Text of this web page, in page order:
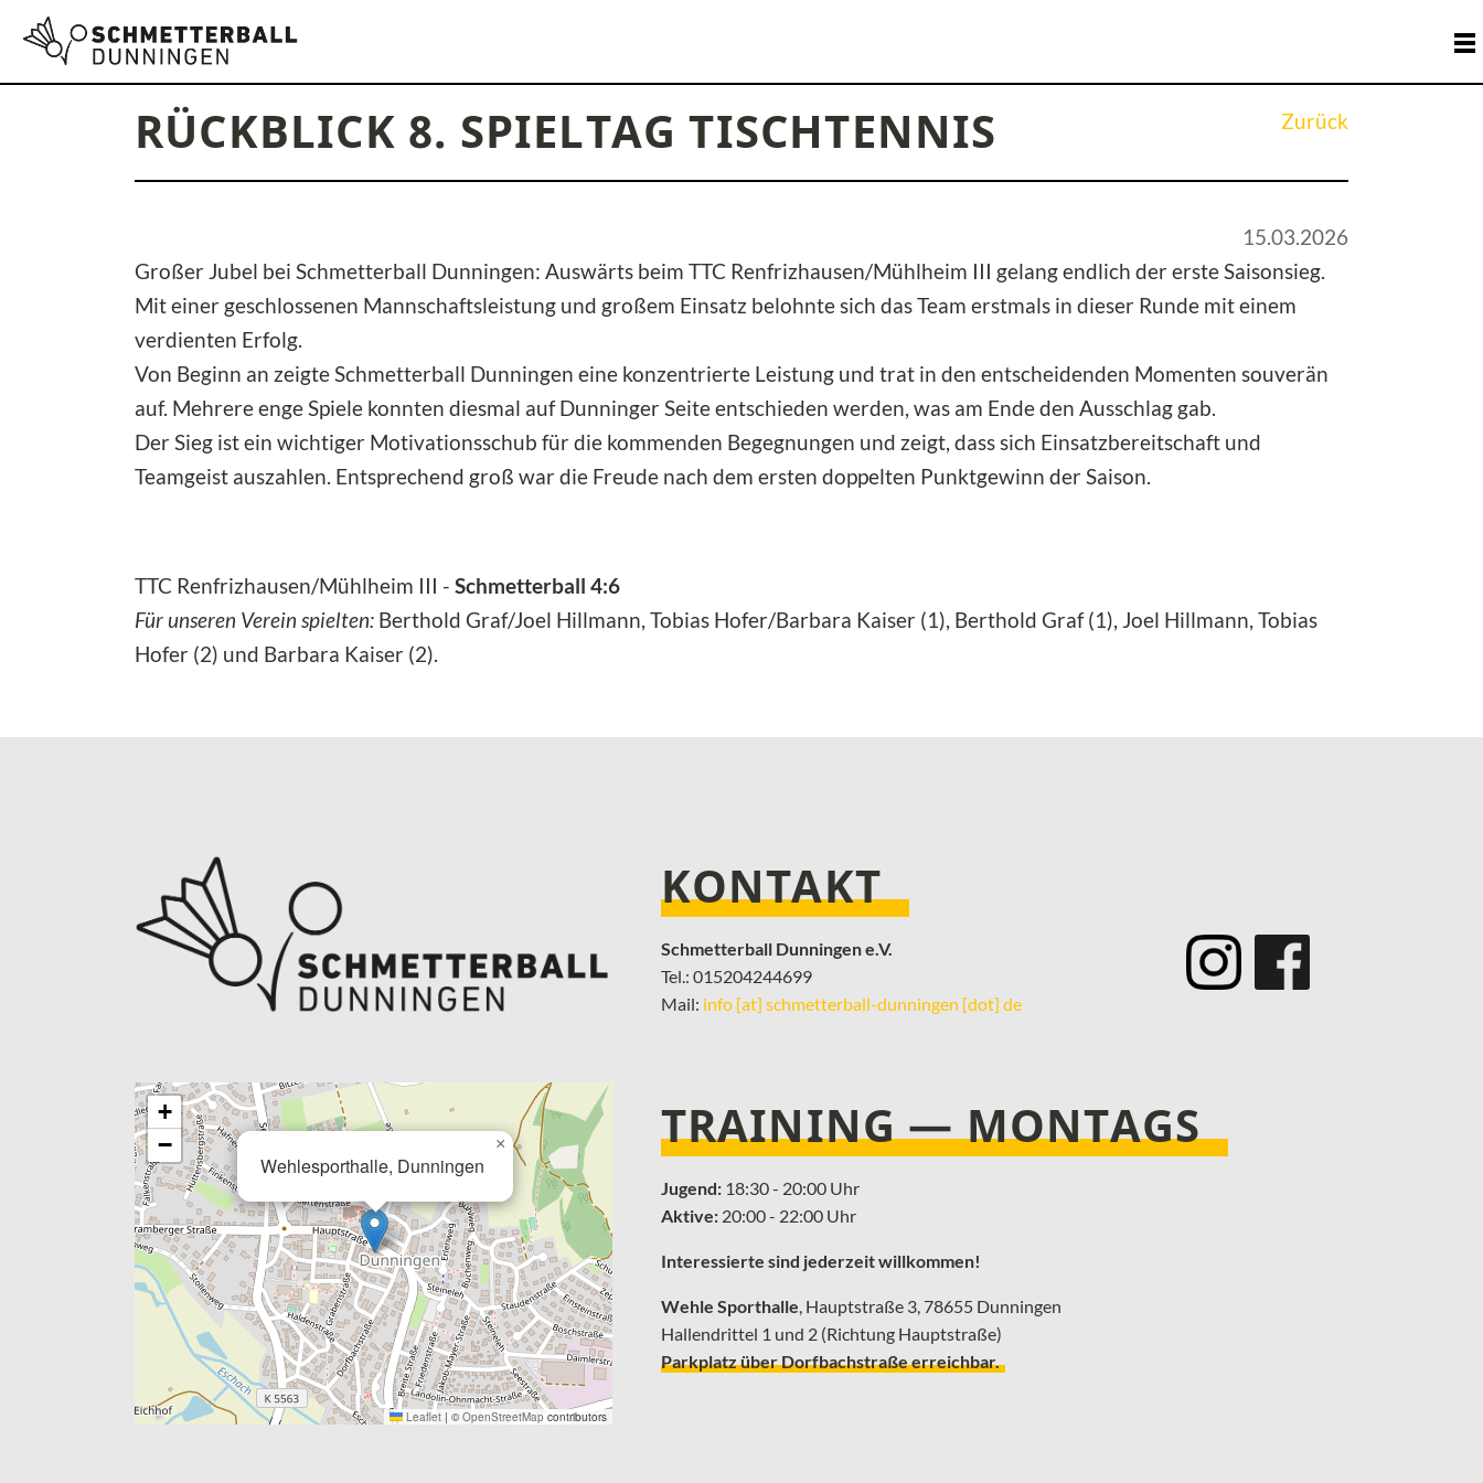
RÜCKBLICK 8. SPIELTAG TISCHTENNIS Zurück
15.03.2026
Großer Jubel bei Schmetterball Dunningen: Auswärts beim TTC Renfrizhausen/Mühlheim III gelang endlich der erste Saisonsieg.
Mit einer geschlossenen Mannschaftsleistung und großem Einsatz belohnte sich das Team erstmals in dieser Runde mit einem
verdienten Erfolg.
Von Beginn an zeigte Schmetterball Dunningen eine konzentrierte Leistung und trat in den entscheidenden Momenten souverän
auf. Mehrere enge Spiele konnten diesmal auf Dunninger Seite entschieden werden, was am Ende den Ausschlag gab.
Der Sieg ist ein wichtiger Motivationsschub für die kommenden Begegnungen und zeigt, dass sich Einsatzbereitschaft und
Teamgeist auszahlen. Entsprechend groß war die Freude nach dem ersten doppelten Punktgewinn der Saison.
TTC Renfrizhausen/Mühlheim III - Schmetterball 4:6
Für unseren Verein spielten: Berthold Graf/Joel Hillmann, Tobias Hofer/Barbara Kaiser (1), Berthold Graf (1), Joel Hillmann, Tobias
Hofer (2) und Barbara Kaiser (2).
KONTAKT
Schmetterball Dunningen e.V.
Tel.: 015204244699
Mail: info [at] schmetterball-dunningen [dot] de
­
Wehlesporthalle, Dunningen
×
+
−
Leaflet | © OpenStreetMapcontributors
TRAINING — MONTAGS
Jugend:18:30 - 20:00 Uhr
Aktive:20:00 - 22:00 Uhr
Interessierte sind jederzeit willkommen!
Wehle Sporthalle , ­Hauptstraße 3, 78655 Dunningen
Hallendrittel 1 und 2 (Richtung Hauptstraße)
Parkplatz über Dorfbachstraße erreichbar.